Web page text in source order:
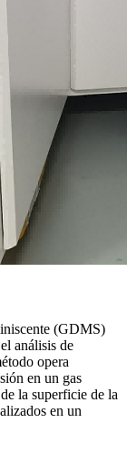
(GDMS)
análisis de
opera
en un gas
la superficie de la
en un